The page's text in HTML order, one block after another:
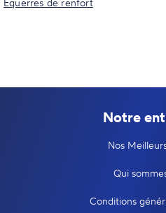
Equerres de renfort
Notre
Nos
Qui
Conditions